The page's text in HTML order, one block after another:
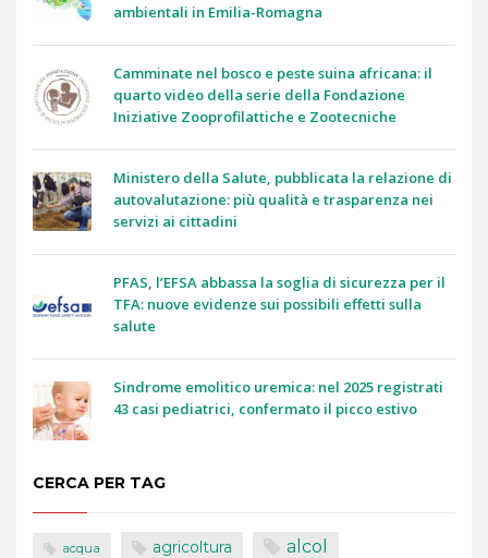
ambientali in Emilia-Romagna
Camminate nel bosco e peste suina africana: il
quarto video della serie della Fondazione
Iniziative Zooprofilattiche e Zootecniche
Ministero della Salute, pubblicata la relazione di
autovalutazione: più qualità e trasparenza nei
servizi ai cittadini
PFAS, l’EFSA abbassa la soglia di sicurezza per il
TFA: nuove evidenze sui possibili effetti sulla
salute
Sindrome emolitico uremica: nel 2025 registrati
43 casi pediatrici, confermato il picco estivo
CERCA PER TAG
acqua agricoltura alcol